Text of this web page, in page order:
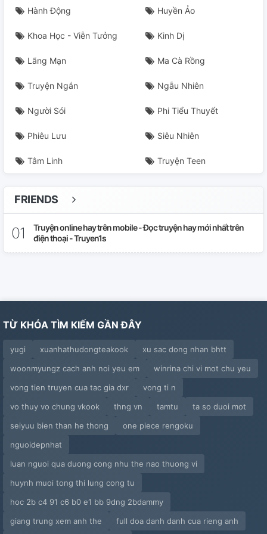
Hành Động Huyền Ảo
Khoa Học - Viễn Tưởng Kinh Dị
Lãng Mạn Ma Cà Rồng
Truyện Ngắn Ngẫu Nhiên
Người Sói Phi Tiểu Thuyết
Phiêu Lưu Siêu Nhiên
Tâm Linh Truyện Teen
FRIENDS
Truyện online hay trên mobile - Đọc truyện hay mới nhất trên
điện thoại - Truyen1s
TỪ KHÓA TÌM KIẾM GẦN ĐÂY
yugi xuanhathudongteakook
xu sac dong nhan bhtt
woonmyungz cach anh noi yeu em
winrina chi vi mot chu yeu
vong tien truyen cua tac gia dxr
vong ti n
vo thuy vo chung vkook
thng vn tamtu
ta so duoi mot
seiyuu bien than he thong
one piece rengoku
nguoidepnhat
luan nguoi qua duong cong nhu the nao thuong vi
huynh muoi tong thi lung cong tu
hoc 2b c4 91 c6 b0 e1 bb 9dng 2bdammy
giang trung xem anh the
full doa danh danh cua rieng anh